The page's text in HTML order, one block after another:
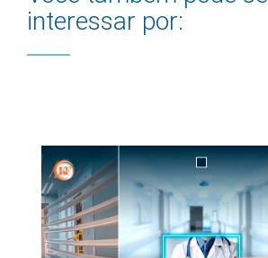
interessar por: